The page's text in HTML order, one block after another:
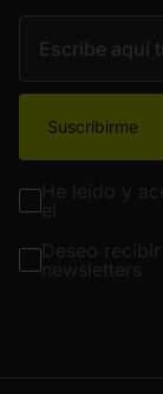
Suscribirme